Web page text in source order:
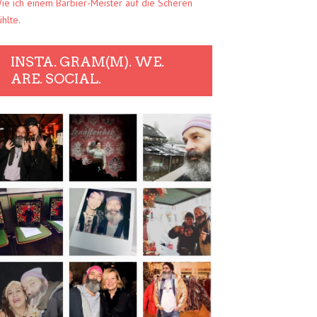
ich einem Barbier-Meister auf die Scheren
INSTA. GRAM(M). WE.
ARE. SOCIAL.